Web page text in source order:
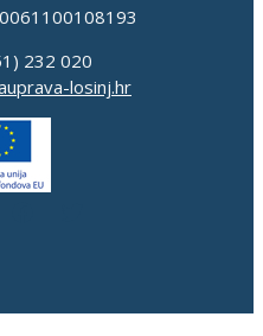
232 020
losinj.hr